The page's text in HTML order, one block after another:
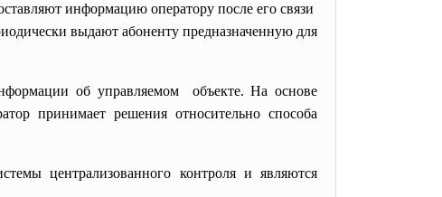
информацию оператору после его связи
выдают абоненту предназначенную для
об управляемом объекте. На основе
принимает решения относительно способа
централизованного контроля и являются